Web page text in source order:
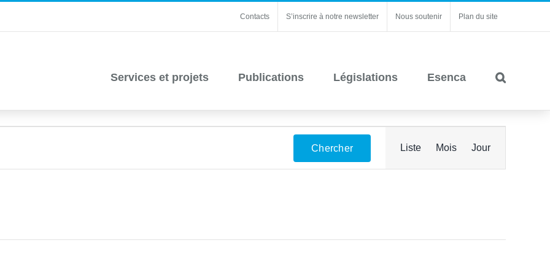
Contacts S’inscrire à notre newsletter Nous soutenir Plan du site
Services et projets Publications Législations Esenca
Chercher
de
vues
Liste Mois Jour